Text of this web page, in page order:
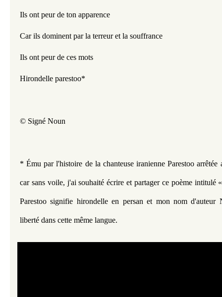
Ils ont peur de ton apparence
Car ils dominent par la terreur et la souffrance
Ils ont peur de ces mots
Hirondelle parestoo*
© Signé Noun
* Ému par l'histoire de la chanteuse iranienne Parestoo arrêtée
car sans voile, j'ai souhaité écrire et partager ce poème intitulé
Parestoo signifie hirondelle en persan et mon nom d'auteur
liberté dans cette même langue.